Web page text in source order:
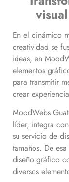
En el dinámico
creatividad se
ideas, en
elementos
para transmitir
crear
MoodWebs
líder, integra
su servicio de
tamaños. De
diseño gráfico
diversos